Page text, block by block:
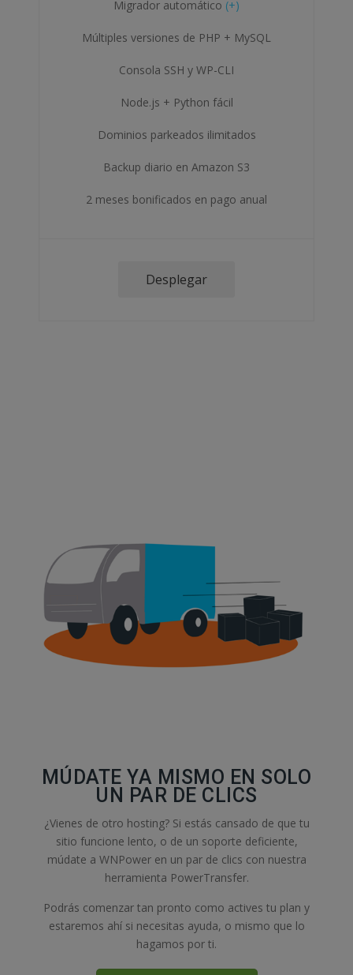
Migrador automático (+)
Múltiples versiones de PHP + MySQL
Consola SSH y WP-CLI
Node.js + Python fácil
Dominios parkeados ilimitados
Backup diario en Amazon S3
2 meses bonificados en pago anual
Desplegar
MÚDATE YA MISMO EN SOLO
UN PAR DE CLICS
¿Vienes de otro hosting? Si estás cansado de que tu
sitio funcione lento, o de un soporte deficiente,
múdate a WNPower en un par de clics con nuestra
herramienta PowerTransfer.
Podrás comenzar tan pronto como actives tu plan y
estaremos ahí si necesitas ayuda, o mismo que lo
hagamos por ti.